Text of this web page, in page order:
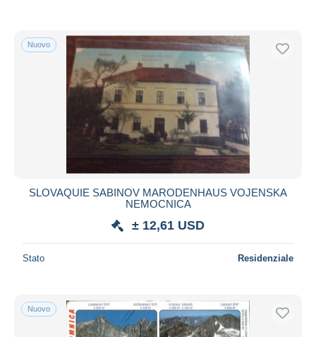
Nuovo
SLOVAQUIE SABINOV MARODENHAUS VOJENSKA
NEMOCNICA
± 12,61 USD
Stato Residenziale
Nuovo